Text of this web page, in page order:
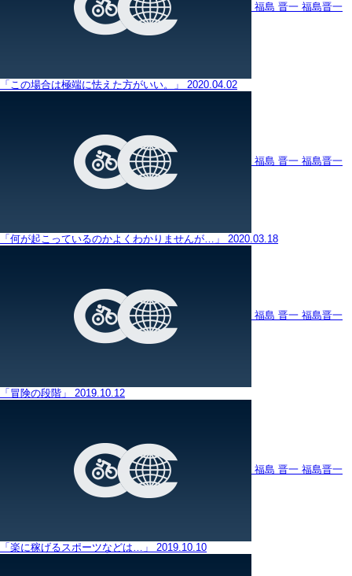
福島 晋一 福島晋一
「この場合は極端に怯えた方がいい。」 2020.04.02
福島 晋一 福島晋一
「何が起こっているのかよくわかりませんが…」 2020.03.18
福島 晋一 福島晋一
「冒険の段階」 2019.10.12
福島 晋一 福島晋一
「楽に稼げるスポーツなどは…」 2019.10.10